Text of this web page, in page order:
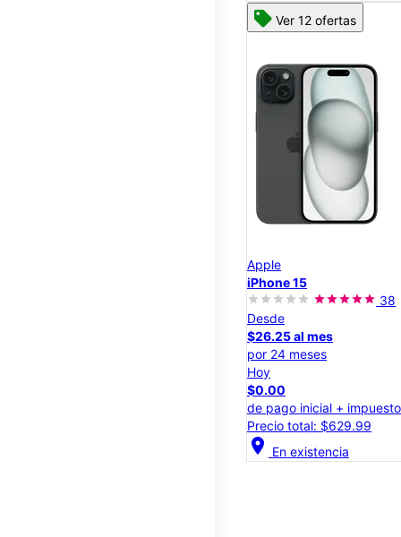
Ver 12 ofertas
Apple
iPhone 15
38
Desde
$26.25 al mes
por 24 meses
Hoy
$0.00
de pago inicial +
Precio total: $629.99
location_on En existencia